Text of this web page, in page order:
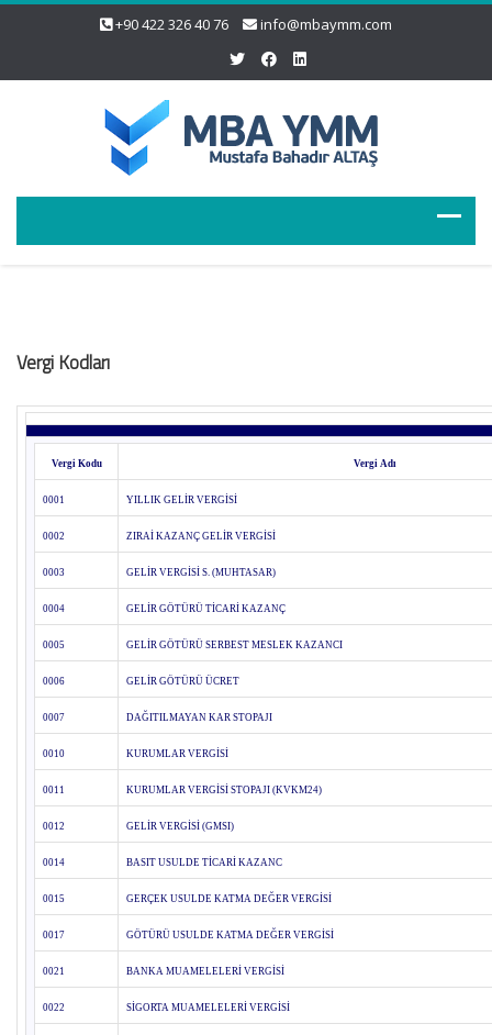
+90 422 326 40 76 info@mbaymm.com
Vergi Kodları
Vergi Kodu Vergi Adı
0001 YILLIK GELİR VERGİSİ
0002 ZIRAİ KAZANÇ GELİR VERGİSİ
0003 GELİR VERGİSİ S. (MUHTASAR)
0004 GELİR GÖTÜRÜ TİCARİ KAZANÇ
0005 GELİR GÖTÜRÜ SERBEST MESLEK KAZANCI
0006 GELİR GÖTÜRÜ ÜCRET
0007 DAĞITILMAYAN KAR STOPAJI
0010 KURUMLAR VERGİSİ
0011 KURUMLAR VERGİSİ STOPAJI (KVKM24)
0012 GELİR VERGİSİ (GMSI)
0014 BASIT USULDE TİCARİ KAZANC
0015 GERÇEK USULDE KATMA DEĞER VERGİSİ
0017 GÖTÜRÜ USULDE KATMA DEĞER VERGİSİ
0021 BANKA MUAMELELERİ VERGİSİ
0022 SİGORTA MUAMELELERİ VERGİSİ